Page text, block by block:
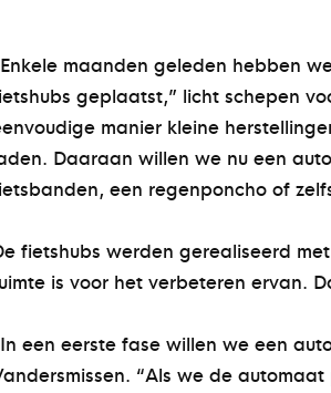
maanden geleden hebben
geplaatst,” licht schepen
manier kleine
Daaraan willen we nu een
een regenponcho of
fietshubs werden gerealiseerd
is voor het verbeteren ervan.
een eerste fase willen we een
“Als we de